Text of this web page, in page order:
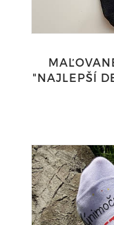
"NAJLEPŠÍ